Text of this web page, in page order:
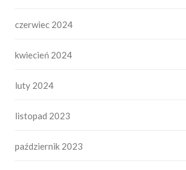
czerwiec 2024
kwiecień 2024
luty 2024
listopad 2023
październik 2023